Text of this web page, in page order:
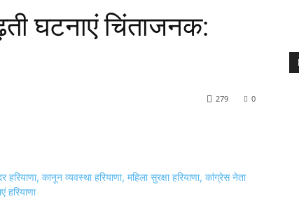
घटनाएं चिंताजनक:
0
279